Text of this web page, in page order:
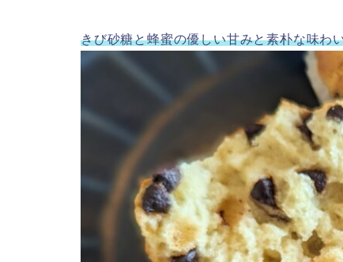
きび砂糖と蜂蜜の優しい甘みと素朴な味わ